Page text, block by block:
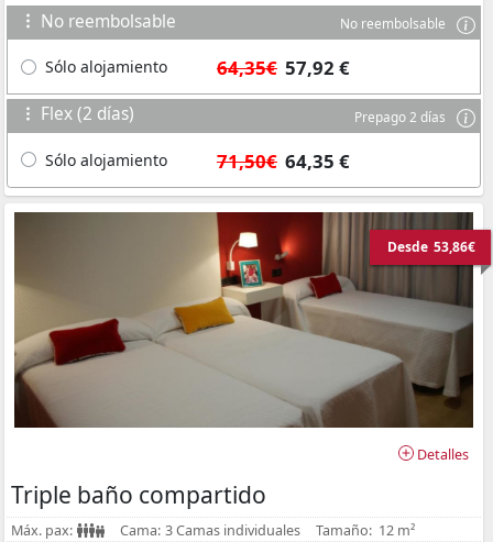
No reembolsable No reembolsable
Sólo alojamiento 64,35€ 57,92 €
Flex (2 días) Prepago 2 días
Sólo alojamiento 71,50€ 64,35 €
Desde 53,86€
Detalles
Triple baño compartido
Máx. pax: Cama: 3 Camas individuales Tamaño: 12 m²